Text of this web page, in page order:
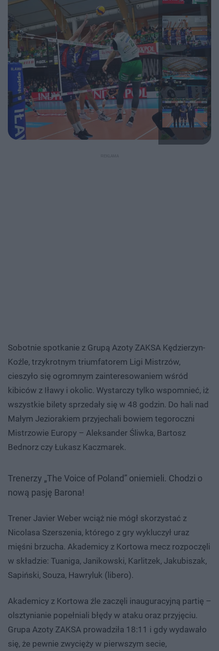
Sobotnie spotkanie z Grupą Azoty ZAKSA Kędzierzyn-
Koźle, trzykrotnym triumfatorem Ligi Mistrzów,
cieszyło się ogromnym zainteresowaniem wśród
kibiców z Iławy i okolic. Wystarczy tylko wspomnieć, iż
wszystkie bilety sprzedały się w 48 godzin. Do hali nad
Małym Jeziorakiem przyjechali bowiem tegoroczni
Mistrzowie Europy – Aleksander Śliwka, Bartosz
Bednorz czy Łukasz Kaczmarek.
Trenerzy „The Voice of Poland” oniemieli. Chodzi o
nową pasję Barona!
Trener Javier Weber wciąż nie mógł skorzystać z
Nicolasa Szerszenia, którego z gry wykluczył uraz
mięśni brzucha. Akademicy z Kortowa mecz rozpoczęli
w składzie: Tuaniga, Janikowski, Karlitzek, Jakubiszak,
Sapiński, Souza, Hawryluk (libero).
Akademicy z Kortowa źle zaczęli inauguracyjną partię –
olsztynianie popełniali błędy w ataku oraz przyjęciu.
Grupa Azoty ZAKSA prowadziła 18:11 i gdy wydawało
się, że pewnie zwycięży w pierwszym secie,